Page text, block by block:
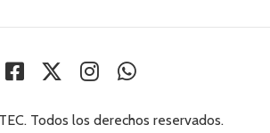
Todos los derechos reservados.